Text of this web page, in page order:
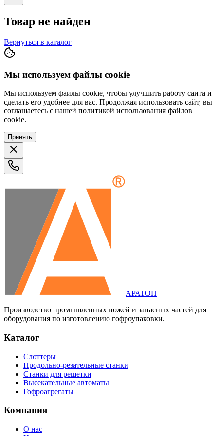
Товар не найден
Вернуться в каталог
Мы используем файлы cookie
Мы используем файлы cookie, чтобы улучшить работу сайта и
сделать его удобнее для вас. Продолжая использовать сайт, вы
соглашаетесь с нашей политикой использования файлов
cookie.
Принять
АРАТОН
Производство промышленных ножей и запасных частей для
оборудования по изготовлению гофроупаковки.
Каталог
Слоттеры
Продольно-резательные станки
Станки для решетки
Высекательные автоматы
Гофроагрегаты
Компания
О нас